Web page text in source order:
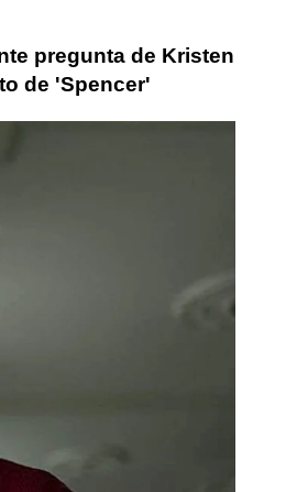
pregunta de Kristen
de 'Spencer'